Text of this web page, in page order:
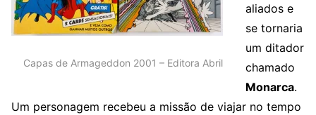
Capas de Armageddon 2001 – Editora Abril
aliados e
se tornaria
um ditador
chamado
Monarca.
Um personagem recebeu a missão de viajar no tempo